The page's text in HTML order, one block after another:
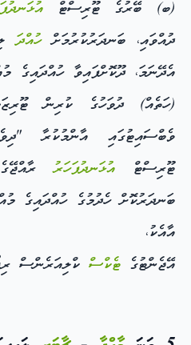
(ބ) ބޭރުގެ ޓޫރިސްޓް
ދުއްވައި، ބަނދަރުކުރުމަށްހުއްދަ
(ހަތެއް) ދުވަހުގެ ކުރިން
ވެބްސައިޓުގައި އާންމުކުރާ
ޓޫރިސްޓް އުޅަނދުފަހަރުރާއްޖޭގެ
ބަނދަރުކޮށް ހެދުމުގެ ހުއްދައިގެ
އާއެކު،
އޭޖެންޓުގެ ޓެކްސް ކްލިއަރެންސް